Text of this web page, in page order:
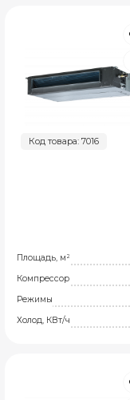
Код товара: 7016
Площадь, м²
Компрессор
Режимы
Холод, КВт/ч